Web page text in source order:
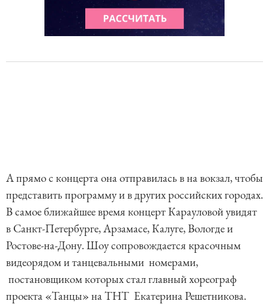
А прямо с концерта она отправилась в на вокзал, чтобы
представить программу и в других российских городах.
В самое ближайшее время концерт Карауловой увидят
в Санкт-Петербурге, Арзамасе, Калуге, Вологде и
Ростове-на-Дону. Шоу сопровождается красочным
видеорядом и танцевальными номерами,
постановщиком которых стал главный хореограф
проекта «Танцы» на ТНТ Екатерина Решетникова.